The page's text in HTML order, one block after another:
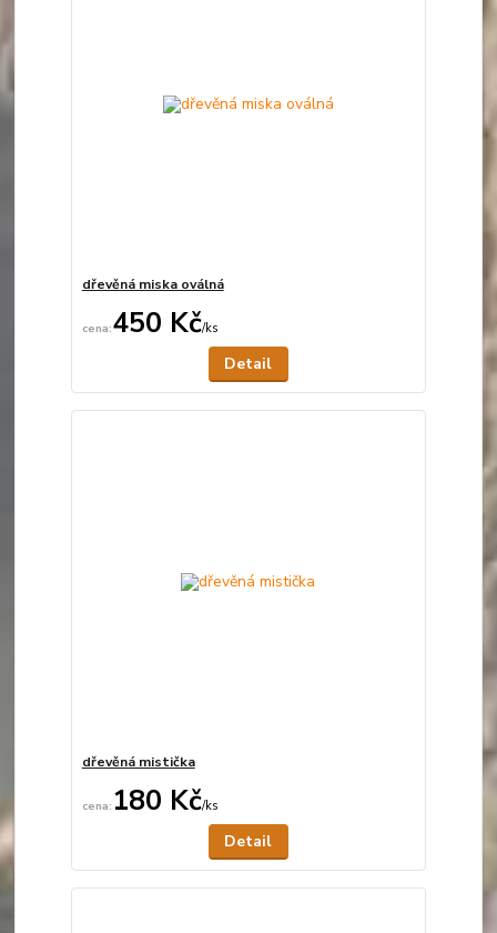
dřevěná miska oválná
450 Kč/ks
Detail
dřevěná mistička
180 Kč/ks
Detail